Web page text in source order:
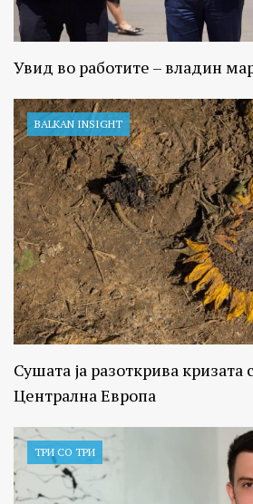
Увид во работите – владин
BALKAN INSIGHT
Сушата ја разоткрива кризата
Централна Европа
ТРИ СО ТРИ